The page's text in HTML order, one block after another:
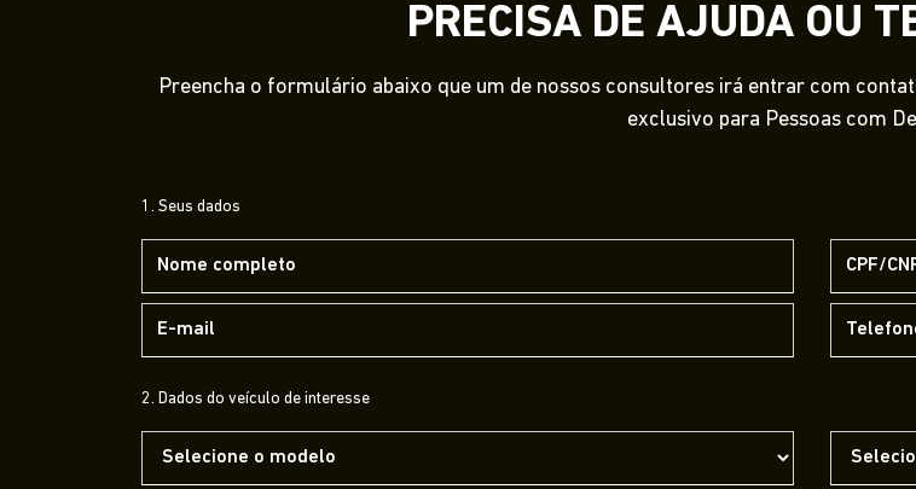
PRECISA DE AJUDA OU
Preencha o formulário abaixo que um de nossos consultores irá entrar com
exclusivo para Pessoas com
1. Seus dados
2. Dados do veículo de interesse